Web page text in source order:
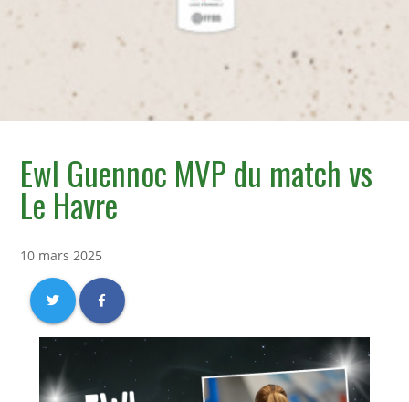
Ewl Guennoc MVP du match vs
Le Havre
10 mars 2025